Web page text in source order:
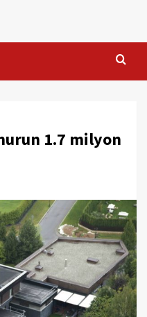
1.7 milyon